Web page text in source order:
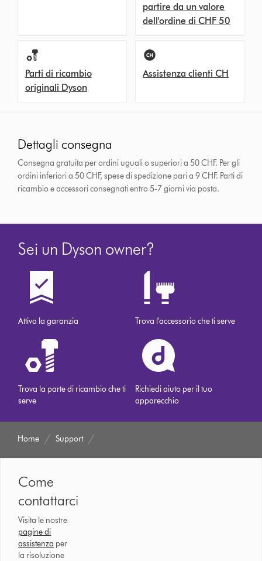
partire da un valore
dell'ordine di CHF 50
Parti di ricambio
originali Dyson
Assistenza clienti CH
Dettagli consegna
Consegna gratuita per ordini uguali o superiori a 50 CHF. Per gli
ordini inferiori a 50 CHF, spese di spedizione pari a 9 CHF. Parti di
ricambio e accessori consegnati entro 5-7 giorni via posta.
Sei un Dyson owner?
Attiva la garanzia Trova l'accessorio che ti serve
Trova la parte di ricambio che ti
serve
Richiedi aiuto per il tuo
apparecchio
Home Support
Come
contattarci
Visita le nostre
pagine di
assistenza per
la risoluzione